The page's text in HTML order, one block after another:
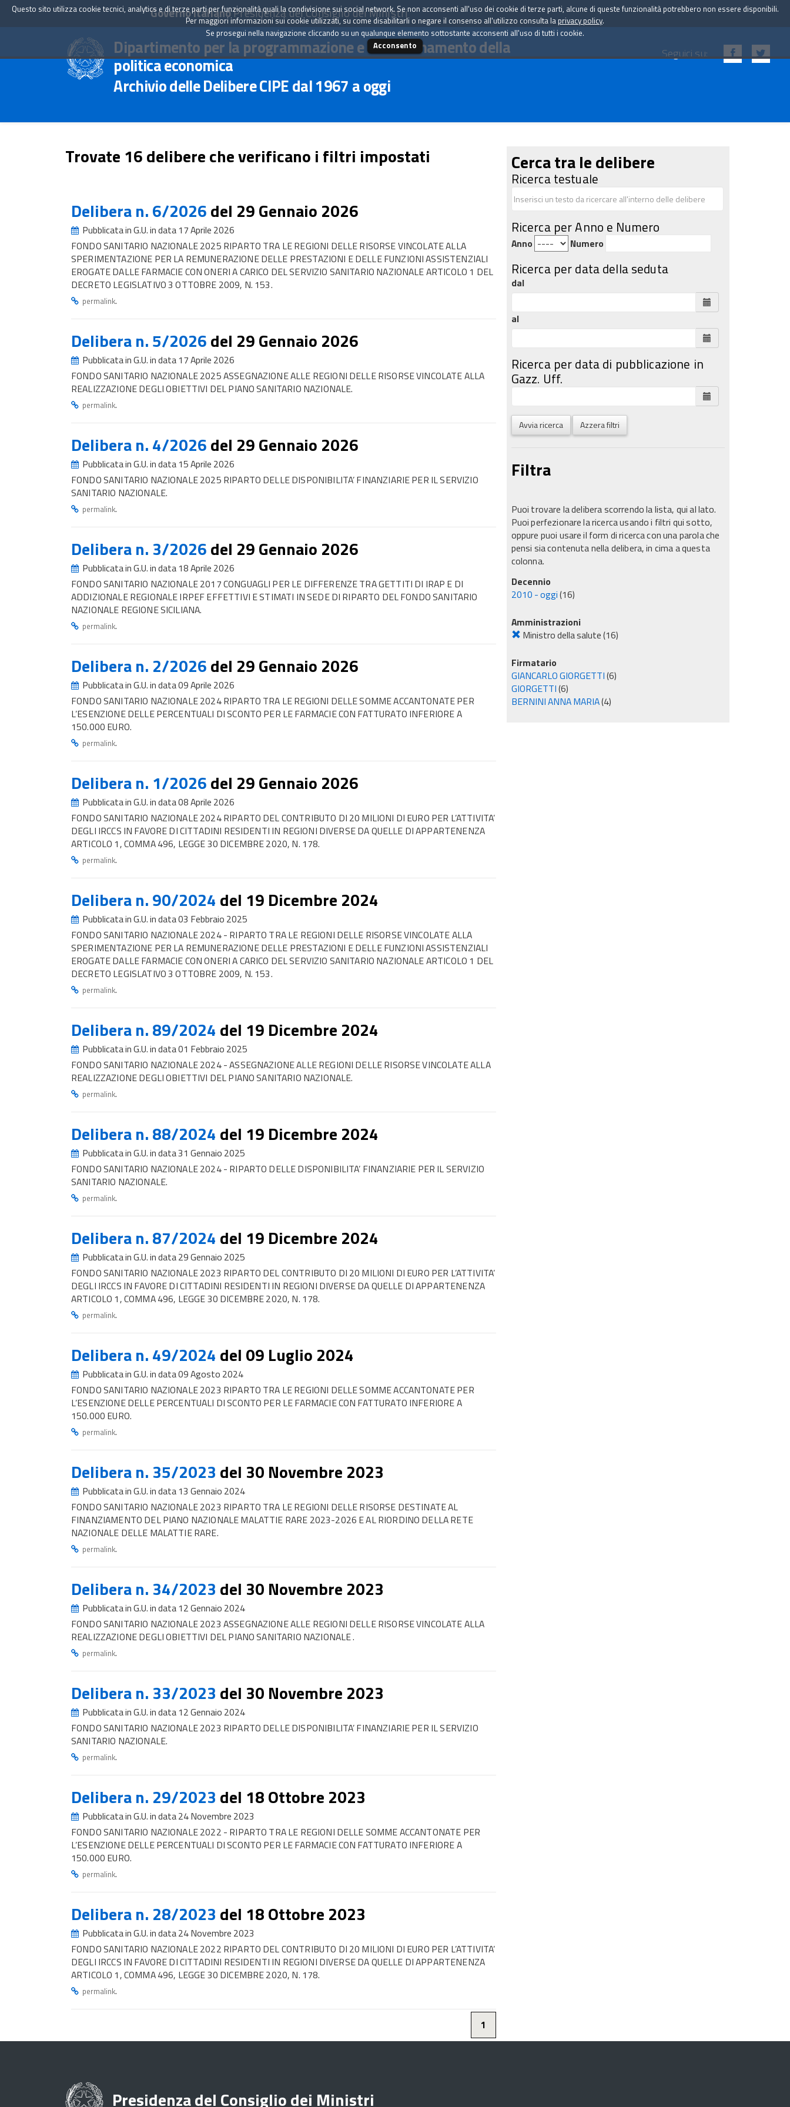
Governo ItalianoPresidenza del Consiglio dei Ministri
Dipartimento per la programmazione e il coordinamento della
politica economica
Archivio delle Delibere CIPE dal 1967 a oggi
Seguici su:
Trovate 16 delibere che verificano i filtri impostati
Delibera n. 6/2026del 29 Gennaio 2026
Pubblicata in G.U. in data 17 Aprile 2026
FONDO SANITARIO NAZIONALE 2025 RIPARTO TRA LE REGIONI DELLE RISORSE VINCOLATE ALLA
SPERIMENTAZIONE PER LA REMUNERAZIONE DELLE PRESTAZIONI E DELLE FUNZIONI ASSISTENZIALI
EROGATE DALLE FARMACIE CON ONERI A CARICO DEL SERVIZIO SANITARIO NAZIONALE ARTICOLO 1 DEL
DECRETO LEGISLATIVO 3 OTTOBRE 2009, N. 153.
permalink.
Delibera n. 5/2026del 29 Gennaio 2026
Pubblicata in G.U. in data 17 Aprile 2026
FONDO SANITARIO NAZIONALE 2025 ASSEGNAZIONE ALLE REGIONI DELLE RISORSE VINCOLATE ALLA
REALIZZAZIONE DEGLI OBIETTIVI DEL PIANO SANITARIO NAZIONALE.
permalink.
Delibera n. 4/2026del 29 Gennaio 2026
Pubblicata in G.U. in data 15 Aprile 2026
FONDO SANITARIO NAZIONALE 2025 RIPARTO DELLE DISPONIBILITA’ FINANZIARIE PER IL SERVIZIO
SANITARIO NAZIONALE.
permalink.
Delibera n. 3/2026del 29 Gennaio 2026
Pubblicata in G.U. in data 18 Aprile 2026
FONDO SANITARIO NAZIONALE 2017 CONGUAGLI PER LE DIFFERENZE TRA GETTITI DI IRAP E DI
ADDIZIONALE REGIONALE IRPEF EFFETTIVI E STIMATI IN SEDE DI RIPARTO DEL FONDO SANITARIO
NAZIONALE REGIONE SICILIANA.
permalink.
Delibera n. 2/2026del 29 Gennaio 2026
Pubblicata in G.U. in data 09 Aprile 2026
FONDO SANITARIO NAZIONALE 2024 RIPARTO TRA LE REGIONI DELLE SOMME ACCANTONATE PER
L’ESENZIONE DELLE PERCENTUALI DI SCONTO PER LE FARMACIE CON FATTURATO INFERIORE A
150.000 EURO.
permalink.
Delibera n. 1/2026del 29 Gennaio 2026
Pubblicata in G.U. in data 08 Aprile 2026
FONDO SANITARIO NAZIONALE 2024 RIPARTO DEL CONTRIBUTO DI 20 MILIONI DI EURO PER L’ATTIVITA’
DEGLI IRCCS IN FAVORE DI CITTADINI RESIDENTI IN REGIONI DIVERSE DA QUELLE DI APPARTENENZA
ARTICOLO 1, COMMA 496, LEGGE 30 DICEMBRE 2020, N. 178.
permalink.
Delibera n. 90/2024 del 19 Dicembre 2024
Pubblicata in G.U. in data 03 Febbraio 2025
FONDO SANITARIO NAZIONALE 2024 - RIPARTO TRA LE REGIONI DELLE RISORSE VINCOLATE ALLA
SPERIMENTAZIONE PER LA REMUNERAZIONE DELLE PRESTAZIONI E DELLE FUNZIONI ASSISTENZIALI
EROGATE DALLE FARMACIE CON ONERI A CARICO DEL SERVIZIO SANITARIO NAZIONALE ARTICOLO 1 DEL
DECRETO LEGISLATIVO 3 OTTOBRE 2009, N. 153.
permalink.
Delibera n. 89/2024 del 19 Dicembre 2024
Pubblicata in G.U. in data 01 Febbraio 2025
FONDO SANITARIO NAZIONALE 2024 - ASSEGNAZIONE ALLE REGIONI DELLE RISORSE VINCOLATE ALLA
REALIZZAZIONE DEGLI OBIETTIVI DEL PIANO SANITARIO NAZIONALE.
permalink.
Delibera n. 88/2024 del 19 Dicembre 2024
Pubblicata in G.U. in data 31 Gennaio 2025
FONDO SANITARIO NAZIONALE 2024 - RIPARTO DELLE DISPONIBILITA’ FINANZIARIE PER IL SERVIZIO
SANITARIO NAZIONALE.
permalink.
Delibera n. 87/2024 del 19 Dicembre 2024
Pubblicata in G.U. in data 29 Gennaio 2025
FONDO SANITARIO NAZIONALE 2023 RIPARTO DEL CONTRIBUTO DI 20 MILIONI DI EURO PER L’ATTIVITA’
DEGLI IRCCS IN FAVORE DI CITTADINI RESIDENTI IN REGIONI DIVERSE DA QUELLE DI APPARTENENZA
ARTICOLO 1, COMMA 496, LEGGE 30 DICEMBRE 2020, N. 178.
permalink.
Delibera n. 49/2024 del 09 Luglio 2024
Pubblicata in G.U. in data 09 Agosto 2024
FONDO SANITARIO NAZIONALE 2023 RIPARTO TRA LE REGIONI DELLE SOMME ACCANTONATE PER
L’ESENZIONE DELLE PERCENTUALI DI SCONTO PER LE FARMACIE CON FATTURATO INFERIORE A
150.000 EURO.
permalink.
Delibera n. 35/2023 del 30 Novembre 2023
Pubblicata in G.U. in data 13 Gennaio 2024
FONDO SANITARIO NAZIONALE 2023 RIPARTO TRA LE REGIONI DELLE RISORSE DESTINATE AL
FINANZIAMENTO DEL PIANO NAZIONALE MALATTIE RARE 2023-2026 E AL RIORDINO DELLA RETE
NAZIONALE DELLE MALATTIE RARE.
permalink.
Delibera n. 34/2023 del 30 Novembre 2023
Pubblicata in G.U. in data 12 Gennaio 2024
FONDO SANITARIO NAZIONALE 2023 ASSEGNAZIONE ALLE REGIONI DELLE RISORSE VINCOLATE ALLA
REALIZZAZIONE DEGLI OBIETTIVI DEL PIANO SANITARIO NAZIONALE .
permalink.
Delibera n. 33/2023 del 30 Novembre 2023
Pubblicata in G.U. in data 12 Gennaio 2024
FONDO SANITARIO NAZIONALE 2023 RIPARTO DELLE DISPONIBILITA’ FINANZIARIE PER IL SERVIZIO
SANITARIO NAZIONALE.
permalink.
Delibera n. 29/2023 del 18 Ottobre 2023
Pubblicata in G.U. in data 24 Novembre 2023
FONDO SANITARIO NAZIONALE 2022 - RIPARTO TRA LE REGIONI DELLE SOMME ACCANTONATE PER
L’ESENZIONE DELLE PERCENTUALI DI SCONTO PER LE FARMACIE CON FATTURATO INFERIORE A
150.000 EURO.
permalink.
Delibera n. 28/2023 del 18 Ottobre 2023
Pubblicata in G.U. in data 24 Novembre 2023
FONDO SANITARIO NAZIONALE 2022 RIPARTO DEL CONTRIBUTO DI 20 MILIONI DI EURO PER L’ATTIVITA’
DEGLI IRCCS IN FAVORE DI CITTADINI RESIDENTI IN REGIONI DIVERSE DA QUELLE DI APPARTENENZA
ARTICOLO 1, COMMA 496, LEGGE 30 DICEMBRE 2020, N. 178.
permalink.
1
Cerca tra le delibere
Ricerca testuale
Ricerca per Anno e Numero
Anno Numero
Ricerca per data della seduta
dal
al
Ricerca per data di pubblicazione in
Gazz. Uff.
Avvia ricerca Azzera filtri
Filtra
Puoi trovare la delibera scorrendo la lista, qui al lato.
Puoi perfezionare la ricerca usando i filtri qui sotto,
oppure puoi usare il form di ricerca con una parola che
pensi sia contenuta nella delibera, in cima a questa
colonna.
Decennio
2010 - oggi(16)
Amministrazioni
Ministro della salute(16)
Firmatario
GIANCARLO GIORGETTI(6)
GIORGETTI(6)
BERNINI ANNA MARIA(4)
Questo sito utilizza cookie tecnici, analytics e di terze parti per funzionalità quali la condivisione sui social network. Se non acconsenti all'uso dei cookie di terze parti, alcune di queste funzionalità potrebbero non essere disponibili.
Per maggiori informazioni sui cookie utilizzati, su come disabilitarli o negare il consenso all'utilizzo consulta la privacy policy.
Se prosegui nella navigazione cliccando su un qualunque elemento sottostante acconsenti all'uso di tutti i cookie.
Acconsento
Presidenza del Consiglio dei Ministri